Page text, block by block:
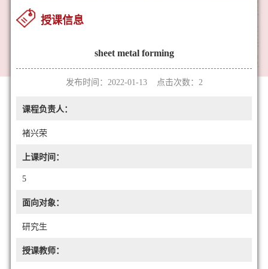
授课信息
sheet metal forming
发布时间：2022-01-13 点击次数： 2
课程负责人：
褚兴荣
上课时间：
5
面向对象：
研究生
授课教师：